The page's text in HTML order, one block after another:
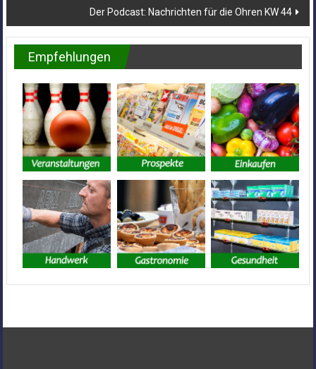
Der Podcast: Nachrichten für die Ohren KW 44
Empfehlungen